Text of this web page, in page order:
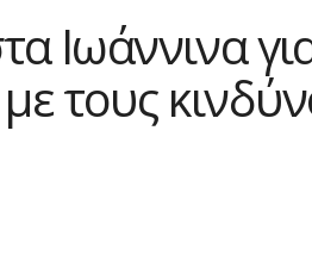
Ιωάννινα
τους